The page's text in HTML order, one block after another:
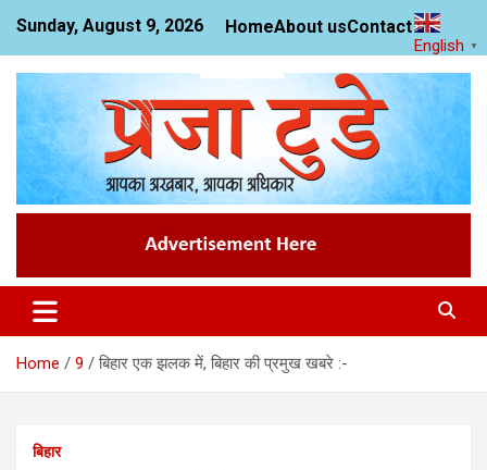
content
Sunday, August 9, 2026 HomeAbout usContact us
Praja Today
News Website
Home 9 बिहार एक झलक में, बिहार की प्रमुख खबरे :-
बिहार
English ▼